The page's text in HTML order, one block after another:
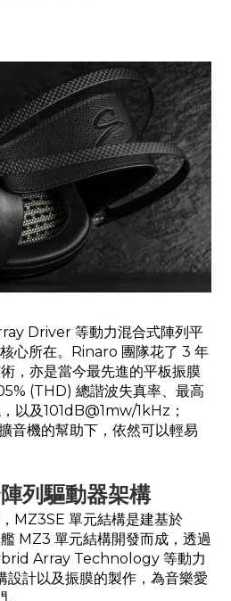
Driver 等動力混合式陣列平
心所在。Rinaro 團隊花了 3 年
，亦是當今最先進的平板振膜
(THD) 總諧波失真率、最高
以及101dB@1mw/1kHz；
音機的幫助下，依然可以輕易
列驅動器架構
MZ3SE 單元結構是建基於
MZ3 單元結構開發而成，透過
Array Technology 等動力
設計以及振膜的製作，為音樂愛